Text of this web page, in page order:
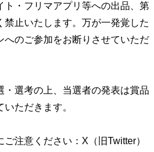
ト・フリマアプリ等への出品、第
止いたします。万が一発覚した
へのご参加をお断りさせていただ
・選考の上、当選者の発表は賞品
ただきます。
ご注意ください：X（旧Twitter）